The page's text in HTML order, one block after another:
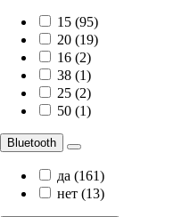
15 (95)
20 (19)
16 (2)
38 (1)
25 (2)
50 (1)
Bluetooth
да (161)
нет (13)